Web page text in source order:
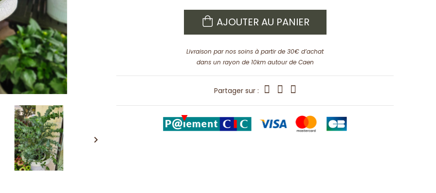

AJOUTER AU PANIER
Livraison par nos soins à partir de 30€ d’achat
dans un rayon de 10km autour de Caen
Partager sur :